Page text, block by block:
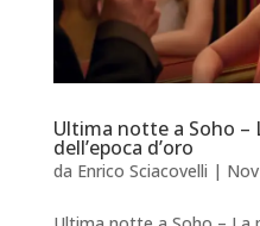
Ultima notte a Soho –
dell’epoca d’oro
da Enrico Sciacovelli |